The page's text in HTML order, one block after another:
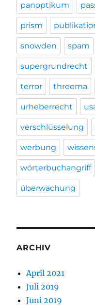
panoptikum
prism
snowden spam
supergrundrecht
terror threema
urheberrecht
verschlüsselung
werbung
wörterbuchangriff
überwachung
ARCHIV
April 2021
Juli 2019
Juni 2019